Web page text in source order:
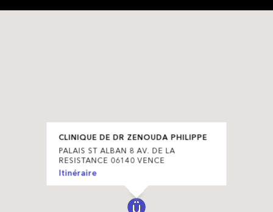
CLINIQUE DE DR ZENOUDA PHILIPPE
PALAIS ST ALBAN 8 AV. DE LA
RESISTANCE 06140 VENCE
Itinéraire